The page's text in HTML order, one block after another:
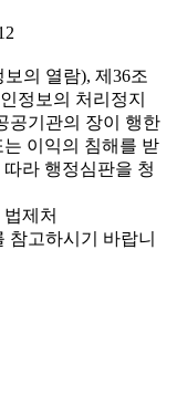
보의 열람), 제36조
정보의 처리정지
공기관의 장이 행한
이익의 침해를 받
라 행정심판을 청
제처
참고하시기 바랍니